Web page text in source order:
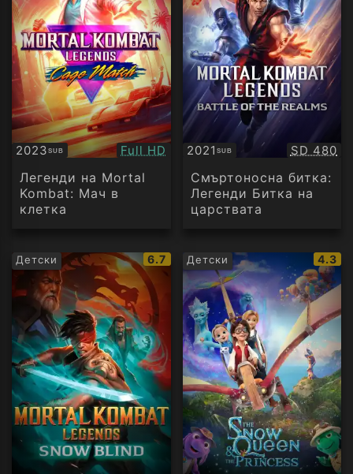
2023SUB
Субтитри Качество:
Full HD
Легенди на Mortal
Kombat: Мач в
клетка
2021 SUB
Субтитри SD 480
Смъртоносна битка:
Легенди Битка на
царствата
Детски
IMDb
рейтинг:
6.7 Детски
IMDb
4.3